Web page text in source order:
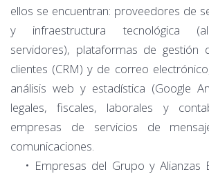
ellos se encuentran: proveedores de
y infraestructura tecnológica
servidores), plataformas de gestión
clientes (CRM) y de correo
análisis web y estadística (Google
legales, fiscales, laborales y
empresas de servicios de
comunicaciones.
• Empresas del Grupo y Alianzas